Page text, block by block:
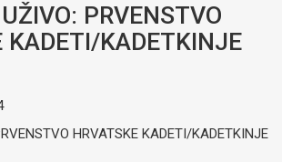
PRVENSTVO
KADETI/KADETKINJE
HRVATSKE KADETI/KADETKINJE